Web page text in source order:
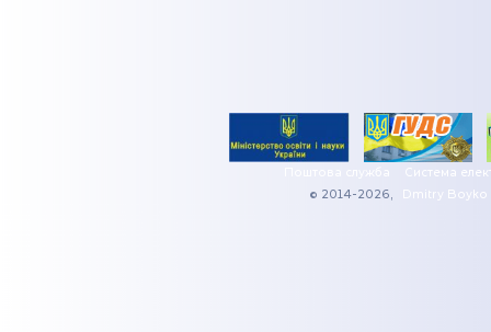
Поштова служба
Система
© 2014-2026,
Dmitry Boyko